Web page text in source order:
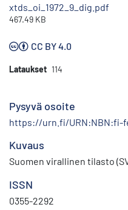
xtds_oi_1972_9_dig.pdf
467.49 KB
CC BY 4.0
Lataukset 114
Pysyvä osoite
https://urn.fi/URN:NBN:fi-
Kuvaus
Suomen virallinen tilasto
ISSN
0355-2292